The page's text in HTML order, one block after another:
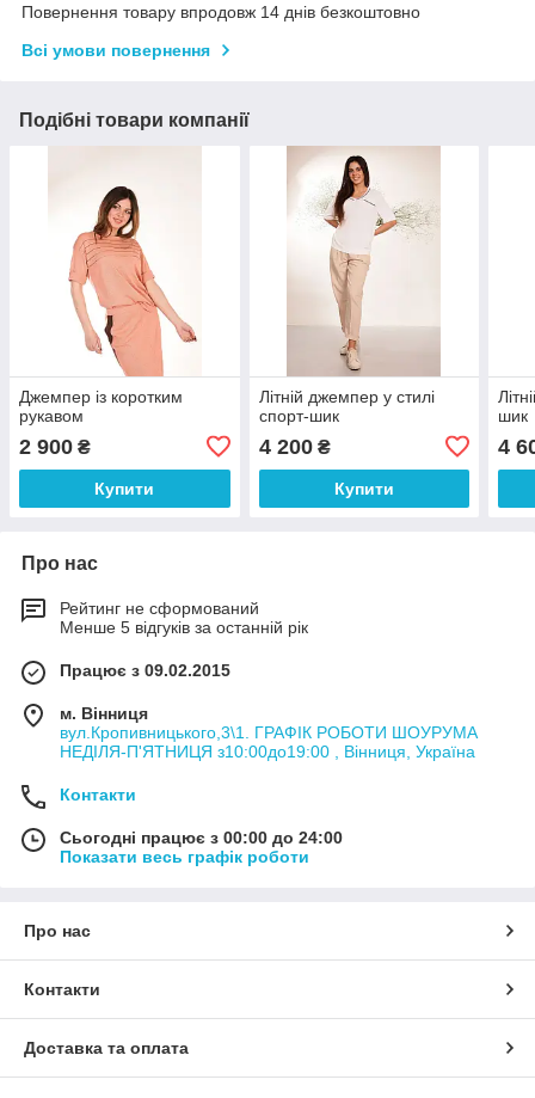
Повернення товару впродовж 14 днів безкоштовно
Всі умови повернення
Подібні товари компанії
Джемпер із коротким
рукавом
2 900 ₴
Купити
Літній джемпер у стилі
спорт-шик
4 200₴
Купити
шик
4
Про нас
Рейтинг не сформований
Менше 5 відгуків за останній рік
Працює з 09.02.2015
м. Вінниця
вул.Кропивницького,3\1. ГРАФІК РОБОТИ ШОУРУМА
НЕДІЛЯ-П'ЯТНИЦЯ з10:00до19:00 , Вінниця, Україна
Контакти
Сьогодні працює з 00:00 до 24:00
Показати весь графік роботи
Про нас
Контакти
Доставка та оплата